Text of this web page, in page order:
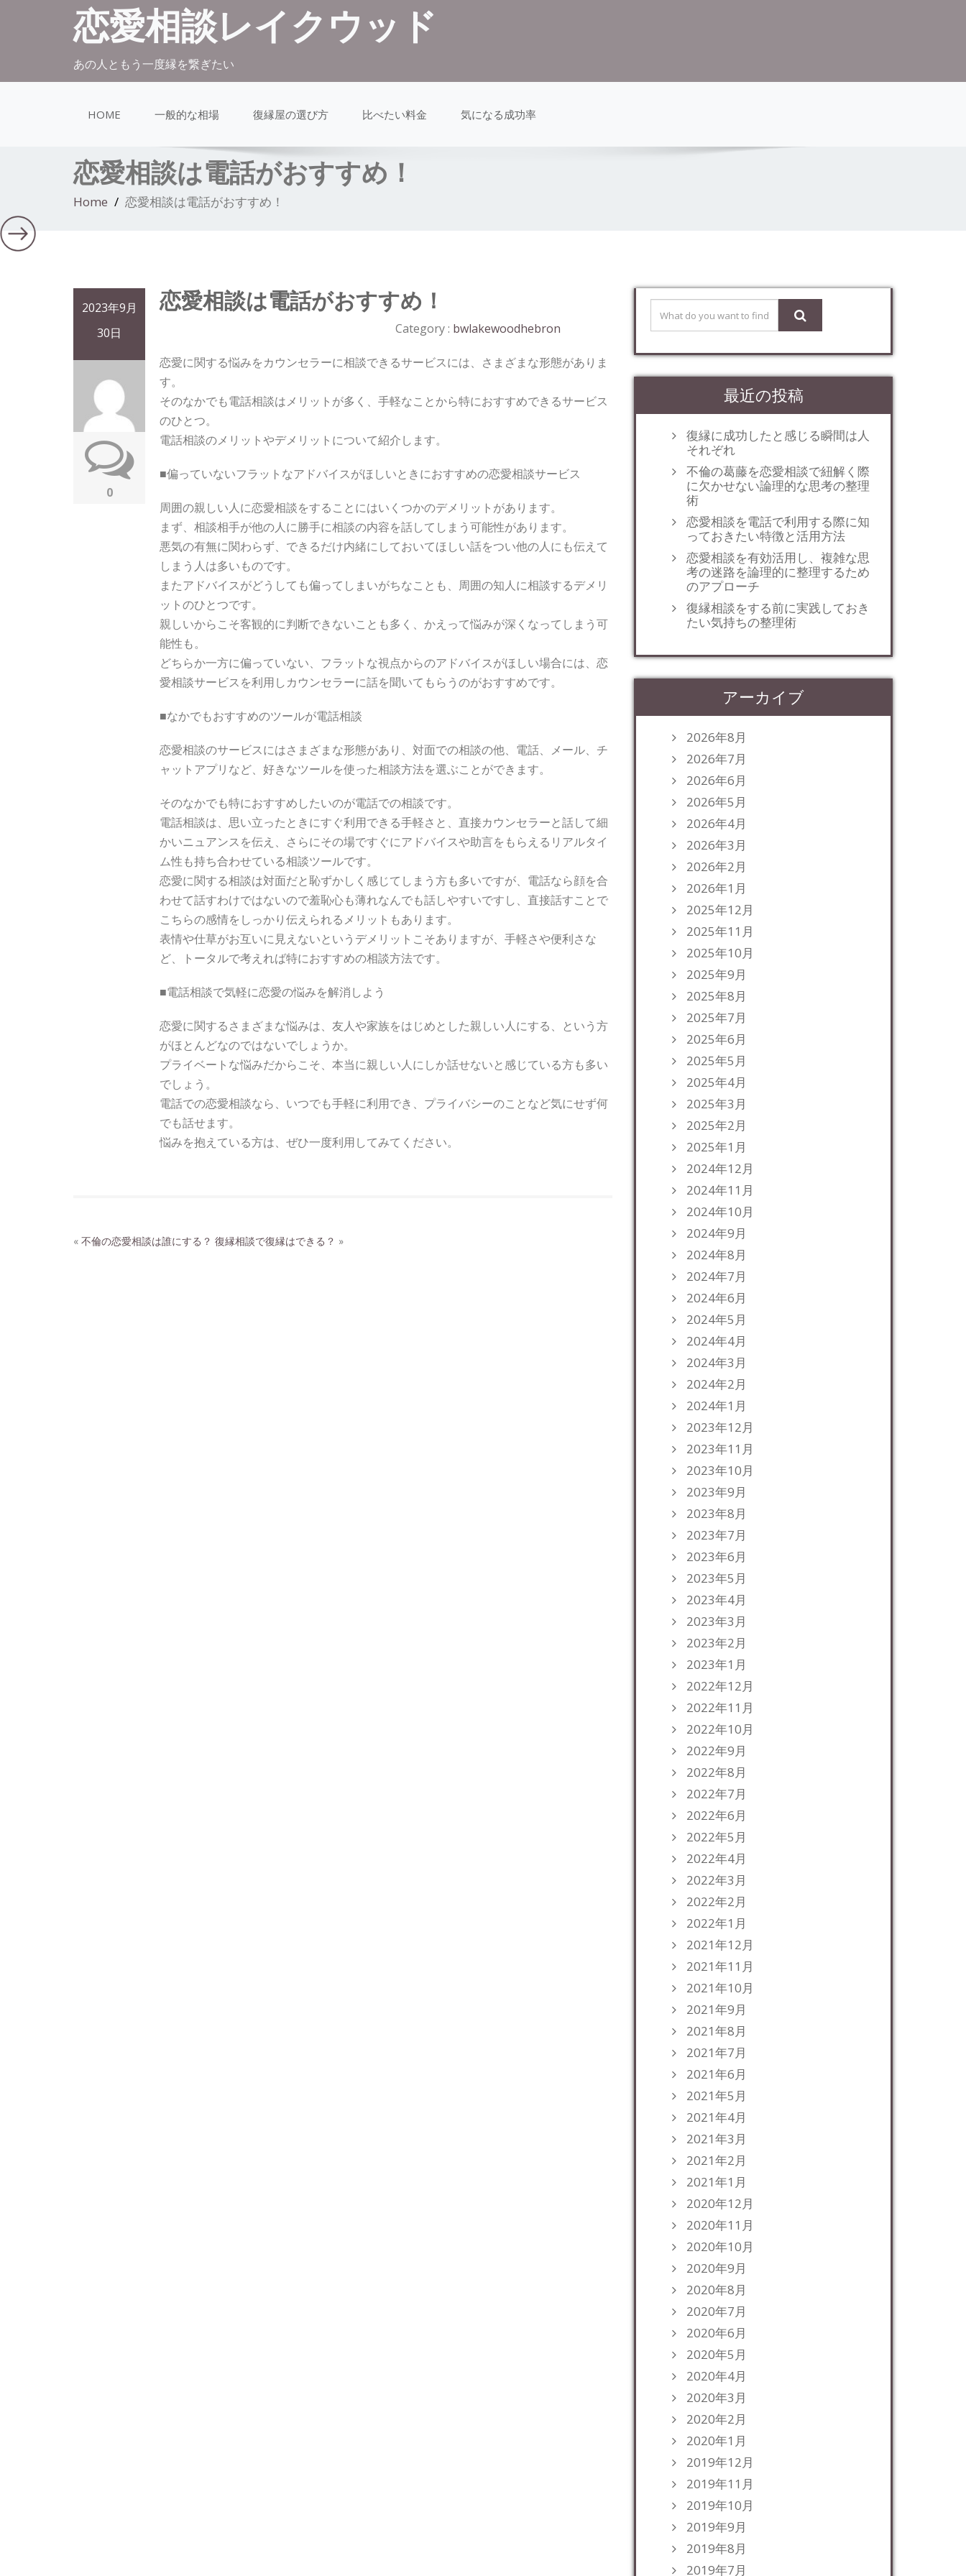
恋愛相談レイクウッド
あの人ともう一度縁を繋ぎたい
HOME 一般的な相場 復縁屋の選び方 比べたい料金 気になる成功率
恋愛相談は電話がおすすめ！
Home 恋愛相談は電話がおすすめ！
2023年9月
30日
0
恋愛相談は電話がおすすめ！
Category : bwlakewoodhebron
恋愛に関する悩みをカウンセラーに相談できるサービスには、さまざまな形態がありま
す。
そのなかでも電話相談はメリットが多く、手軽なことから特におすすめできるサービス
のひとつ。
電話相談のメリットやデメリットについて紹介します。
■偏っていないフラットなアドバイスがほしいときにおすすめの恋愛相談サービス
周囲の親しい人に恋愛相談をすることにはいくつかのデメリットがあります。
まず、相談相手が他の人に勝手に相談の内容を話してしまう可能性があります。
悪気の有無に関わらず、できるだけ内緒にしておいてほしい話をつい他の人にも伝えて
しまう人は多いものです。
またアドバイスがどうしても偏ってしまいがちなことも、周囲の知人に相談するデメリ
ットのひとつです。
親しいからこそ客観的に判断できないことも多く、かえって悩みが深くなってしまう可
能性も。
どちらか一方に偏っていない、フラットな視点からのアドバイスがほしい場合には、恋
愛相談サービスを利用しカウンセラーに話を聞いてもらうのがおすすめです。
■なかでもおすすめのツールが電話相談
恋愛相談のサービスにはさまざまな形態があり、対面での相談の他、電話、メール、チ
ャットアプリなど、好きなツールを使った相談方法を選ぶことができます。
そのなかでも特におすすめしたいのが電話での相談です。
電話相談は、思い立ったときにすぐ利用できる手軽さと、直接カウンセラーと話して細
かいニュアンスを伝え、さらにその場ですぐにアドバイスや助言をもらえるリアルタイ
ム性も持ち合わせている相談ツールです。
恋愛に関する相談は対面だと恥ずかしく感じてしまう方も多いですが、電話なら顔を合
わせて話すわけではないので羞恥心も薄れなんでも話しやすいですし、直接話すことで
こちらの感情をしっかり伝えられるメリットもあります。
表情や仕草がお互いに見えないというデメリットこそありますが、手軽さや便利さな
ど、トータルで考えれば特におすすめの相談方法です。
■電話相談で気軽に恋愛の悩みを解消しよう
恋愛に関するさまざまな悩みは、友人や家族をはじめとした親しい人にする、という方
がほとんどなのではないでしょうか。
プライベートな悩みだからこそ、本当に親しい人にしか話せないと感じている方も多い
でしょう。
電話での恋愛相談なら、いつでも手軽に利用でき、プライバシーのことなど気にせず何
でも話せます。
悩みを抱えている方は、ぜひ一度利用してみてください。
« 不倫の恋愛相談は誰にする？ 復縁相談で復縁はできる？ »
最近の投稿
復縁に成功したと感じる瞬間は人
それぞれ
不倫の葛藤を恋愛相談で紐解く際
に欠かせない論理的な思考の整理
術
恋愛相談を電話で利用する際に知
っておきたい特徴と活用方法
恋愛相談を有効活用し、複雑な思
考の迷路を論理的に整理するため
のアプローチ
復縁相談をする前に実践しておき
たい気持ちの整理術
アーカイブ
2026年8月
2026年7月
2026年6月
2026年5月
2026年4月
2026年3月
2026年2月
2026年1月
2025年12月
2025年11月
2025年10月
2025年9月
2025年8月
2025年7月
2025年6月
2025年5月
2025年4月
2025年3月
2025年2月
2025年1月
2024年12月
2024年11月
2024年10月
2024年9月
2024年8月
2024年7月
2024年6月
2024年5月
2024年4月
2024年3月
2024年2月
2024年1月
2023年12月
2023年11月
2023年10月
2023年9月
2023年8月
2023年7月
2023年6月
2023年5月
2023年4月
2023年3月
2023年2月
2023年1月
2022年12月
2022年11月
2022年10月
2022年9月
2022年8月
2022年7月
2022年6月
2022年5月
2022年4月
2022年3月
2022年2月
2022年1月
2021年12月
2021年11月
2021年10月
2021年9月
2021年8月
2021年7月
2021年6月
2021年5月
2021年4月
2021年3月
2021年2月
2021年1月
2020年12月
2020年11月
2020年10月
2020年9月
2020年8月
2020年7月
2020年6月
2020年5月
2020年4月
2020年3月
2020年2月
2020年1月
2019年12月
2019年11月
2019年10月
2019年9月
2019年8月
2019年7月